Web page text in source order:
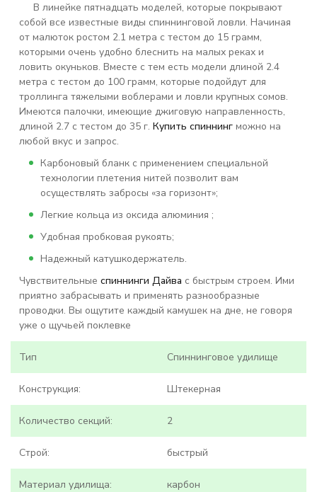
В линейке пятнадцать моделей, которые покрывают
собой все известные виды спиннинговой ловли. Начиная
от малюток ростом 2.1 метра с тестом до 15 грамм,
которыми очень удобно блеснить на малых реках и
ловить окуньков. Вместе с тем есть модели длиной 2.4
метра с тестом до 100 грамм, которые подойдут для
троллинга тяжелыми воблерами и ловли крупных сомов.
Имеются палочки, имеющие джиговую направленность,
длиной 2.7 с тестом до 35 г. Купить спиннинг можно на
любой вкус и запрос.
Карбоновый бланк с применением специальной
технологии плетения нитей позволит вам
осуществлять забросы «за горизонт»;
Легкие кольца из оксида алюминия ;
Удобная пробковая рукоять;
Надежный катушкодержатель.
Чувствительные спиннинги Дайва с быстрым строем. Ими
приятно забрасывать и применять разнообразные
проводки. Вы ощутите каждый камушек на дне, не говоря
уже о щучьей поклевке
Тип Спиннинговое удилище
Конструкция: Штекерная
Количество секций: 2
Строй: быстрый
Материал удилища: карбон